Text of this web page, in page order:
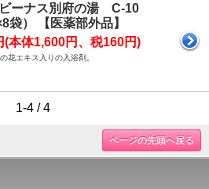
ーナス別府の湯 C-10
袋） 【医薬部外品】
(本体1,600円、税160円)
花エキス入りの入浴剤。
1-4 / 4
ページの先頭へ戻る